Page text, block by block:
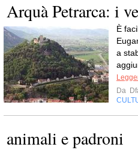
Arquà Petrarca: i
È
a
Da
animali e padroni